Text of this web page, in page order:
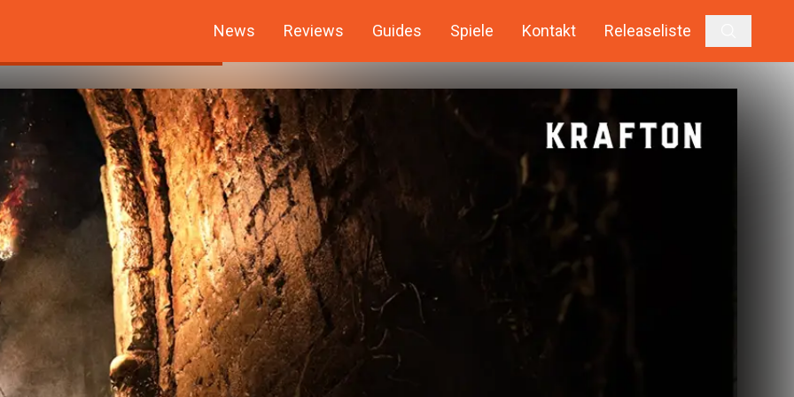
News Reviews Guides Spiele Kontakt Releaseliste